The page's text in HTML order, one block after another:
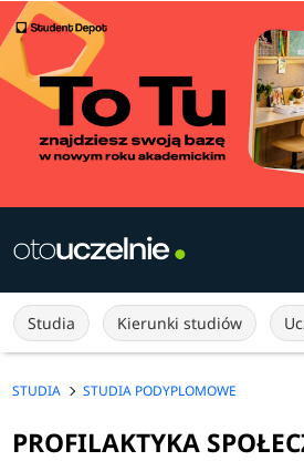
Studia Kierunki studiów
STUDIA STUDIA PODYPLOMOWE
PROFILAKTYKA